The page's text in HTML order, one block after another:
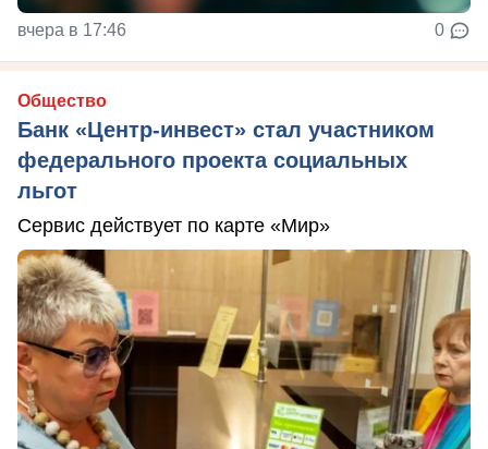
вчера в 17:46 0
Общество
Банк «Центр-инвест» стал участником
федерального проекта социальных
льгот
Сервис действует по карте «Мир»